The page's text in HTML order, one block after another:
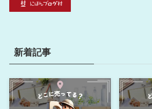
新着記事